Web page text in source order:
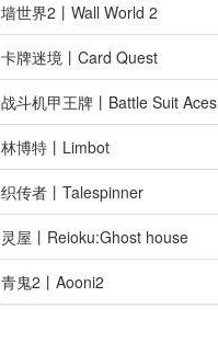
墙世界2丨Wall World 2
卡牌迷境丨Card Quest
战斗机甲王牌丨Battle Suit Aces
林博特丨Limbot
织传者丨Talespinner
灵屋丨Reioku:Ghost house
青鬼2丨Aooni2